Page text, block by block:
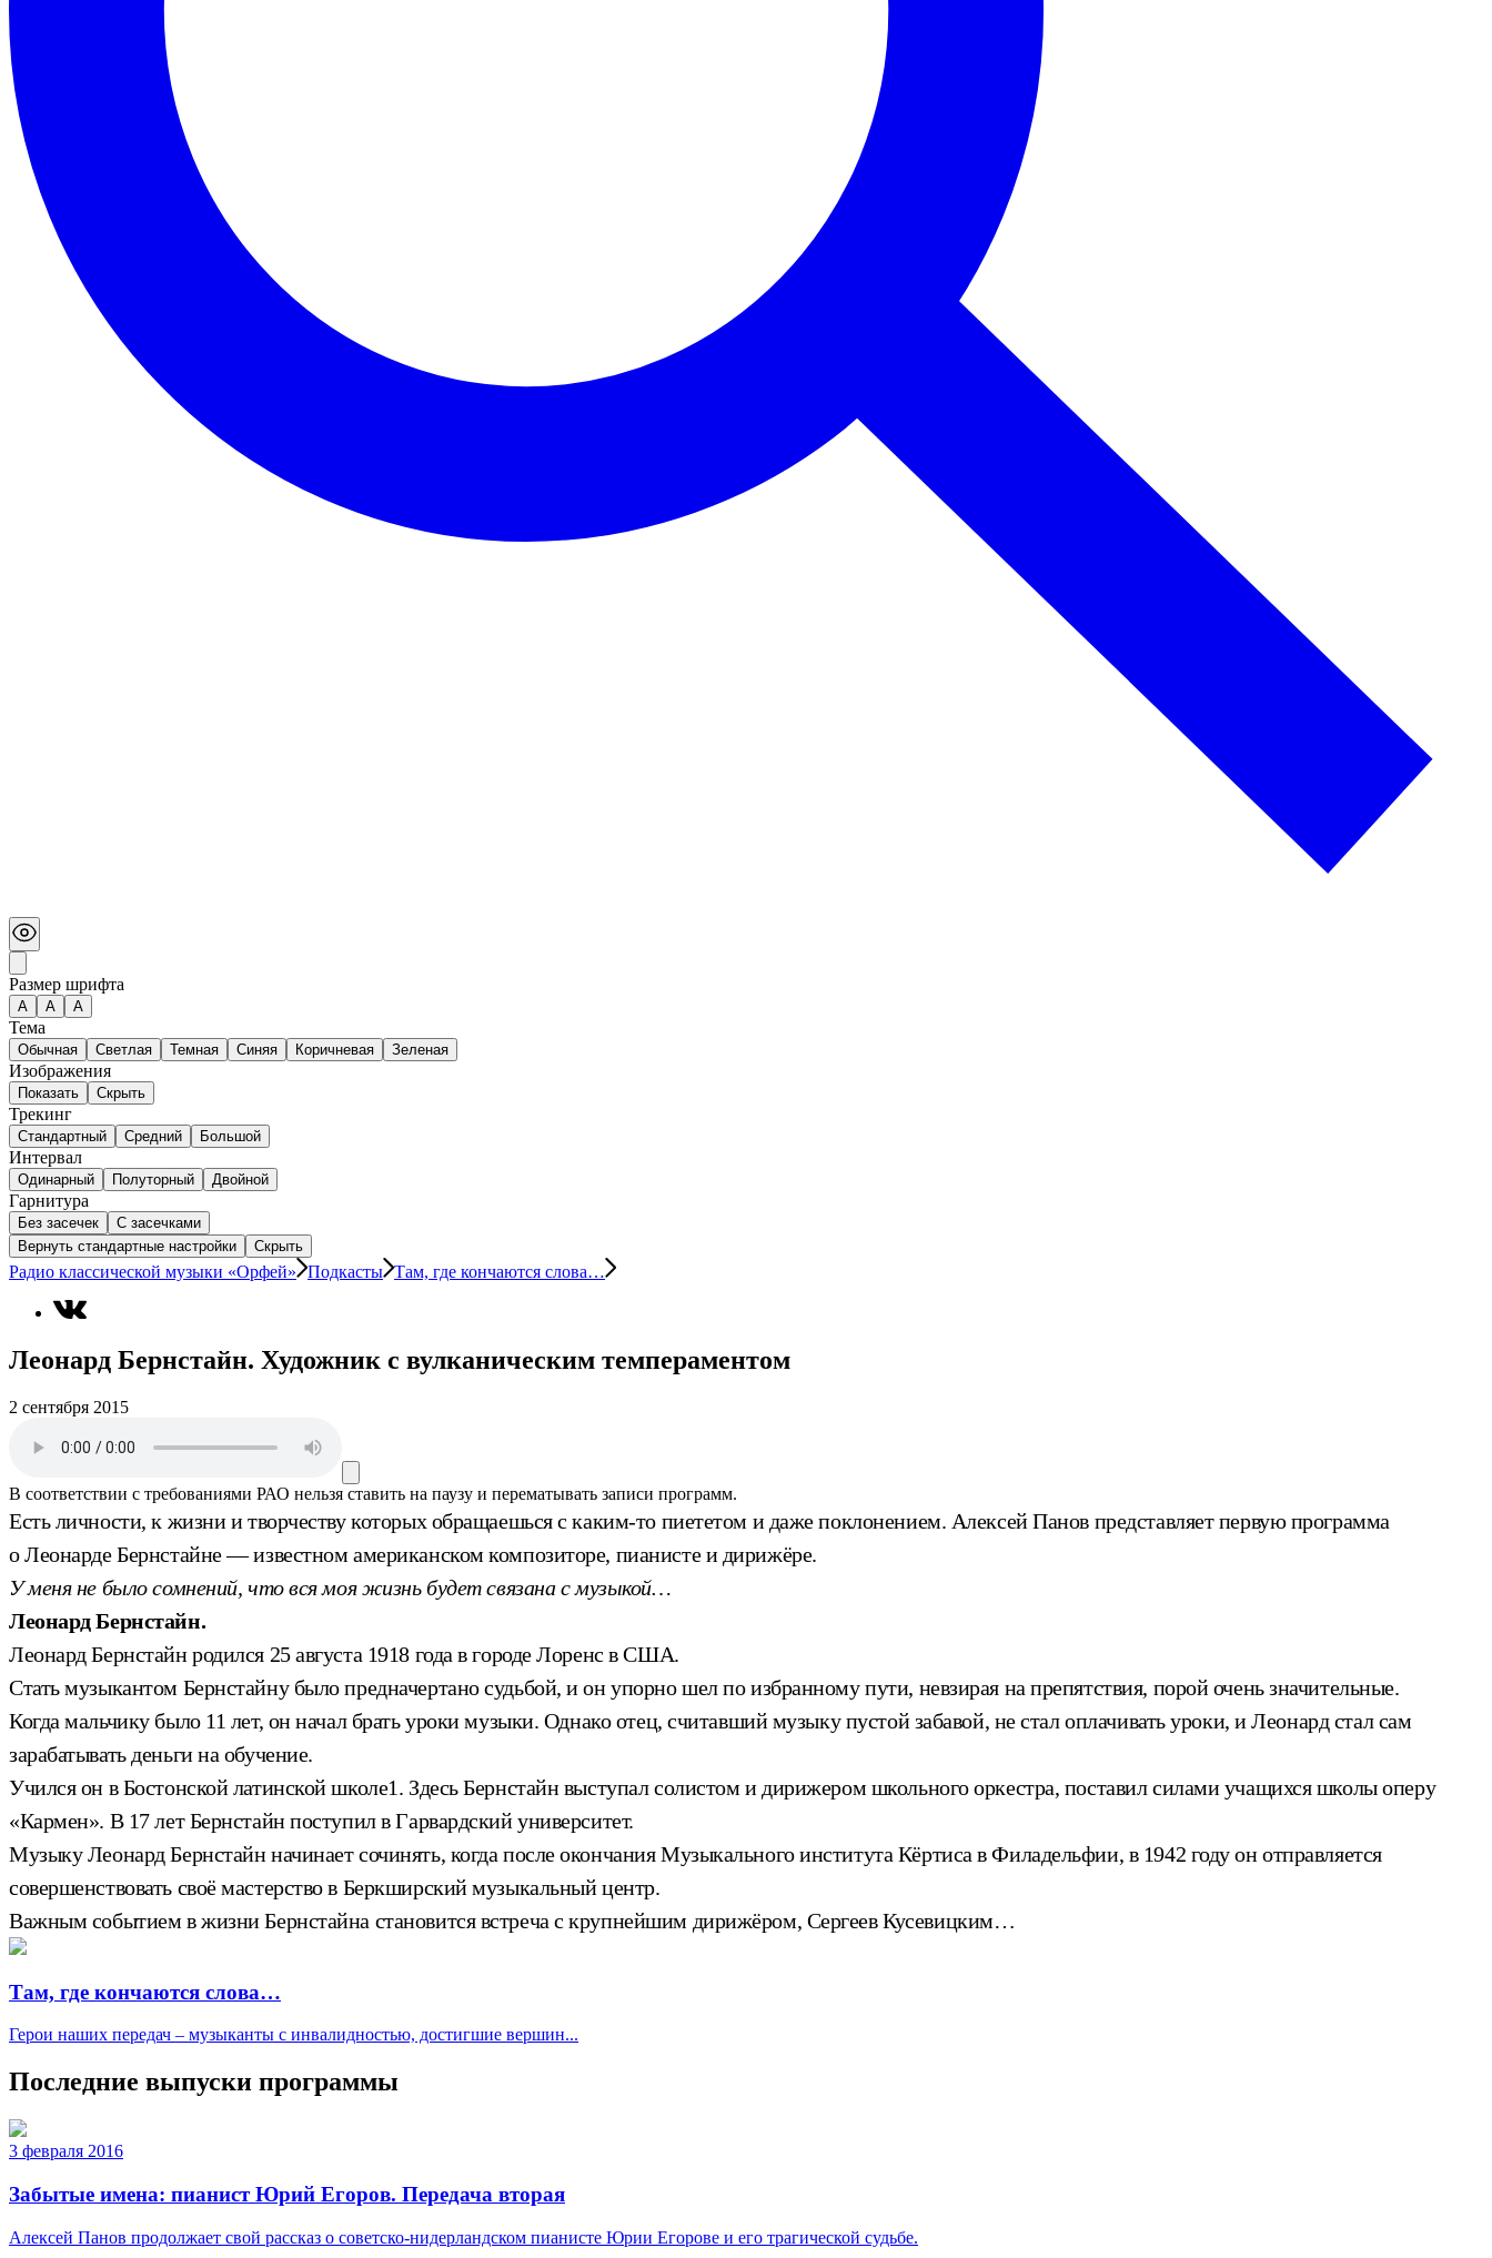
Размер шрифта
А A A
Тема
Обычная Светлая Темная Синяя Коричневая Зеленая
Изображения
Показать Скрыть
Трекинг
Стандартный Средний Большой
Интервал
Одинарный Полуторный Двойной
Гарнитура
Без засечек
С засечками
Вернуть стандартные настройки
Скрыть
Радио классической музыки «Орфей» Подкасты Там, где кончаются слова…
Леонард Бернстайн. Художник с вулканическим темпераментом
2 сентября 2015
В соответствии с требованиями РАО нельзя ставить на паузу и перематывать записи программ.
Есть личности, к жизни и творчеству которых обращаешься с каким-то пиететом и даже поклонением. Алексей Панов представляет первую программа
о Леонарде Бернстайне — известном американском композиторе, пианисте и дирижёре.
У меня не было сомнений, что вся моя жизнь будет связана с музыкой…
Леонард Бернстайн.
Леонард Бернстайн родился 25 августа 1918 года в городе Лоренс в США.
Стать музыкантом Бернстайну было предначертано судьбой, и он упорно шел по избранному пути, невзирая на препятствия, порой очень значительные.
Когда мальчику было 11 лет, он начал брать уроки музыки. Однако отец, считавший музыку пустой забавой, не стал оплачивать уроки, и Леонард стал сам
зарабатывать деньги на обучение.
Учился он в Бостонской латинской школе1. Здесь Бернстайн выступал солистом и дирижером школьного оркестра, поставил силами учащихся школы оперу
«Кармен». В 17 лет Бернстайн поступил в Гарвардский университет.
Музыку Леонард Бернстайн начинает сочинять, когда после окончания Музыкального института Кёртиса в Филадельфии, в 1942 году он отправляется
совершенствовать своё мастерство в Беркширский музыкальный центр.
Важным событием в жизни Бернстайна становится встреча с крупнейшим дирижёром, Сергеев Кусевицким…
Там, где кончаются слова…
Герои наших передач – музыканты с инвалидностью, достигшие вершин...
Последние выпуски программы
3 февраля 2016
Забытые имена: пианист Юрий Егоров. Передача вторая
Алексей Панов продолжает свой рассказ о советско-нидерландском пианисте Юрии Егорове и его трагической судьбе.